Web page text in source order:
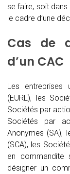
se faire, soit dans
le cadre d’une
Cas de
d’un CAC
Les entreprises
(EURL), les
Sociétés par
Sociétés par
Anonymes (SA),
(SCA), les
en commandite
désigner un